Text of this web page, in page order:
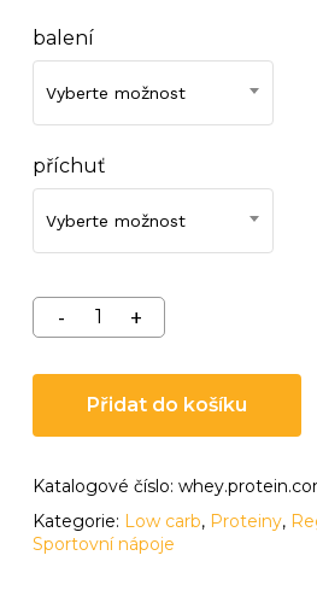
balení
Vyberte možnost
příchuť
Vyberte možnost
Přidat do košíku
Katalogové číslo:
Kategorie: Low carb, Proteiny,
Sportovní nápoje